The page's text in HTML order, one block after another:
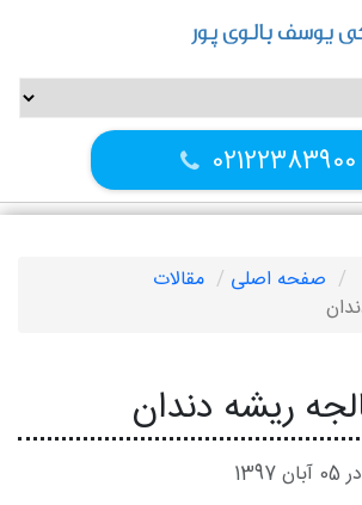
یوسف بالوی پور
02122383900
صفحه اصلی
مقالات
ریشه دندان